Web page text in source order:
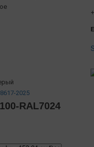
2025
RAL7024